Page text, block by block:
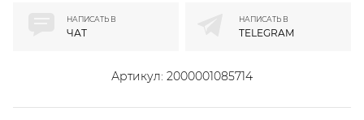
Артикул: 2000001085714
НАПИСАТЬ В
ЧАТ
НАПИСАТЬ В
TELEGRAM